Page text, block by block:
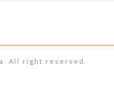
All right reserved.